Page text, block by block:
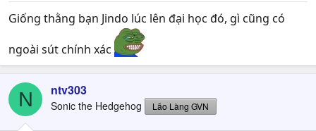
Giống thằng bạn Jindo lúc lên đại học đó, gì cũng có
ngoài sút chính xác
N ntv303
Sonic the Hedgehog Lão Làng GVN